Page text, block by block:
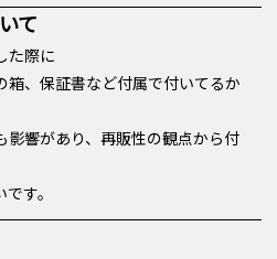
て
た際に
箱、保証書など付属で付いてるか
影響があり、再販性の観点から付
す。